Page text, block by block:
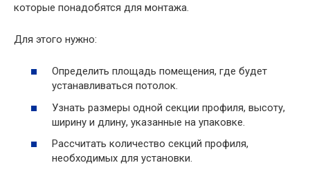
которые понадобятся для монтажа.
Для этого нужно:
Определить площадь помещения, где будет
устанавливаться потолок.
Узнать размеры одной секции профиля, высоту,
ширину и длину, указанные на упаковке.
Рассчитать количество секций профиля,
необходимых для установки.